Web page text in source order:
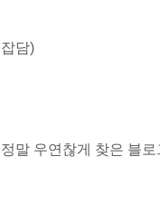
잡담)
정말 우연찮게 찾은 블